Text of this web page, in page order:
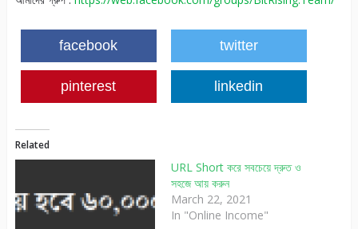
facebook twitter
pinterest linkedin
Related
URL Short করে সবচেয়ে দ্রুত ও
সহজে আয় করুন
March 22, 2021
In "Online Income"